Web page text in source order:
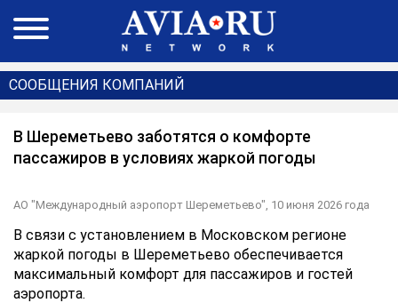
СООБЩЕНИЯ КОМПАНИЙ
В Шереметьево заботятся о комфорте
пассажиров в условиях жаркой погоды
АО "Международный аэропорт Шереметьево", 10 июня 2026 года
В связи с установлением в Московском регионе
жаркой погоды в Шереметьево обеспечивается
максимальный комфорт для пассажиров и гостей
аэропорта.